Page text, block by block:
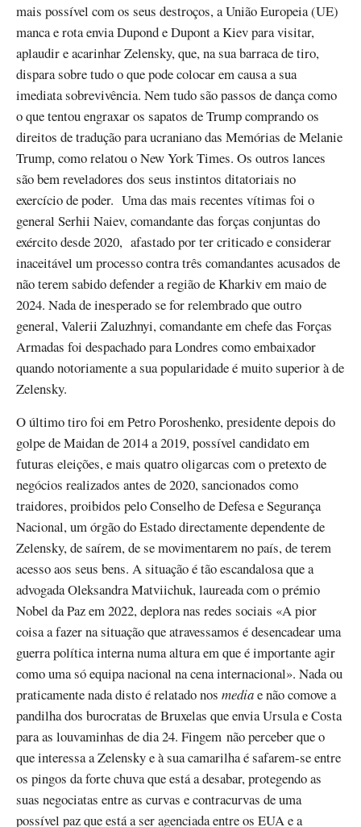
mais possível com os seus destroços, a União Europeia (UE)
manca e rota envia Dupond e Dupont a Kiev para visitar,
aplaudir e acarinhar Zelensky, que, na sua barraca de tiro,
dispara sobre tudo o que pode colocar em causa a sua
imediata sobrevivência. Nem tudo são passos de dança como
o que tentou engraxar os sapatos de Trump comprando os
direitos de tradução para ucraniano das Memórias de Melanie
Trump, como relatou o New York Times. Os outros lances
são bem reveladores dos seus instintos ditatoriais no
exercício de poder. Uma das mais recentes vítimas foi o
general Serhii Naiev, comandante das forças conjuntas do
exército desde 2020, afastado por ter criticado e considerar
inaceitável um processo contra três comandantes acusados de
não terem sabido defender a região de Kharkiv em maio de
2024. Nada de inesperado se for relembrado que outro
general, Valerii Zaluzhnyi, comandante em chefe das Forças
Armadas foi despachado para Londres como embaixador
quando notoriamente a sua popularidade é muito superior à de
Zelensky.
O último tiro foi em Petro Poroshenko, presidente depois do
golpe de Maidan de 2014 a 2019, possível candidato em
futuras eleições, e mais quatro oligarcas com o pretexto de
negócios realizados antes de 2020, sancionados como
traidores, proibidos pelo Conselho de Defesa e Segurança
Nacional, um órgão do Estado directamente dependente de
Zelensky, de saírem, de se movimentarem no país, de terem
acesso aos seus bens. A situação é tão escandalosa que a
advogada Oleksandra Matviichuk, laureada com o prémio
Nobel da Paz em 2022, deplora nas redes sociais «A pior
coisa a fazer na situação que atravessamos é desencadear uma
guerra política interna numa altura em que é importante agir
como uma só equipa nacional na cena internacional». Nada ou
praticamente nada disto é relatado nos mediae não comove a
pandilha dos burocratas de Bruxelas que envia Ursula e Costa
para as louvaminhas de dia 24. Fingem não perceber que o
que interessa a Zelensky e à sua camarilha é safarem-se entre
os pingos da forte chuva que está a desabar, protegendo as
suas negociatas entre as curvas e contracurvas de uma
possível paz que está a ser agenciada entre os EUA e a